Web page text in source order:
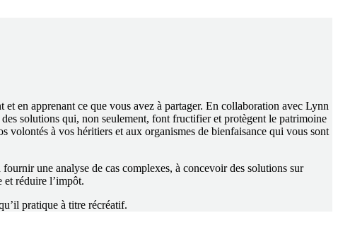
en apprenant ce que vous avez à partager. En collaboration avec Lynn
solutions qui, non seulement, font fructifier et protègent le patrimoine
volontés à vos héritiers et aux organismes de bienfaisance qui vous sont
une analyse de cas complexes, à concevoir des solutions sur
et réduire l’impôt.
pratique à titre récréatif.